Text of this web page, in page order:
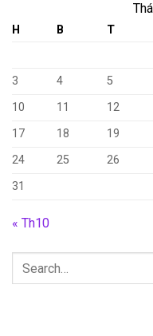
H B T
3
4 5
10
11 12
17
18 19
24
25 26
31
« Th10